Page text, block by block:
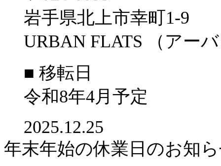
岩手県北上市幸町1-9
URBAN FLATS （アー
■ 移転日
令和8年4月予定
2025.12.25
年末年始の休業日のお知